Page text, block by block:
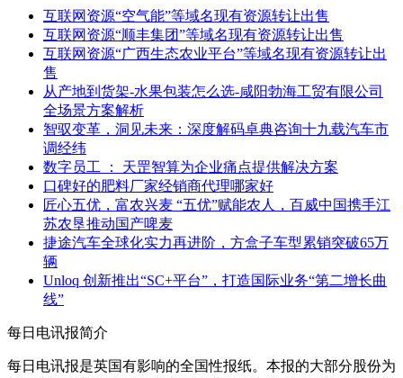
互联网资源“空气能”等域名现有资源转让出售
互联网资源“顺丰集团”等域名现有资源转让出售
互联网资源“广西生态农业平台”等域名现有资源转让出
售
从产地到货架-水果包装怎么选-咸阳勃海工贸有限公司
全场景方案解析
智驭变革，洞见未来：深度解码卓典咨询十九载汽车市
调经纬
数字员工 ： 天罡智算为企业痛点提供解决方案
口碑好的肥料厂家经销商代理哪家好
匠心五优，富农兴麦 “五优”赋能农人，百威中国携手江
苏农垦推动国产啤麦
捷途汽车全球化实力再进阶，方盒子车型累销突破65万
辆
Unloq 创新推出“SC+平台”，打造国际业务“第二增长曲
线”
每日电讯报简介
每日电讯报是英国有影响的全国性报纸。本报的大部分股份为